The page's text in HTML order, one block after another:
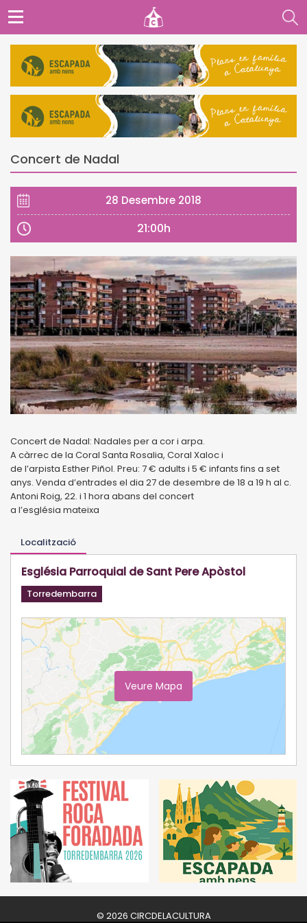
Concert de Nadal
28 Desembre 2018
21:00h
Concert de Nadal: Nadales per a cor i arpa.
A càrrec de la Coral Santa Rosalia, Coral Xaloc i
de l’arpista Esther Piñol. Preu: 7 € adults i 5 € infants fins a set
anys. Venda d’entrades el dia 27 de desembre de 18 a 19 h al c.
Antoni Roig, 22. i 1 hora abans del concert
a l’església mateixa
Localització
Església Parroquial de Sant Pere Apòstol
Torredembarra
Veure Mapa
© 2026 CIRCDELACULTURA